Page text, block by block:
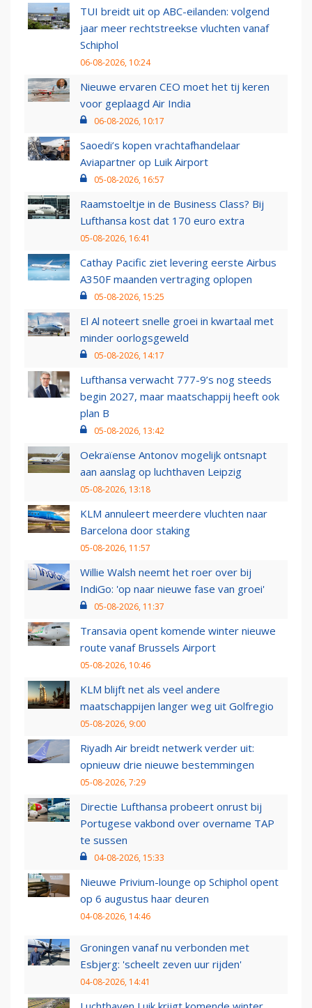
TUI breidt uit op ABC-eilanden: volgend
jaar meer rechtstreekse vluchten vanaf
Schiphol
06-08-2026, 10:24
Nieuwe ervaren CEO moet het tij keren
voor geplaagd Air India
06-08-2026, 10:17
Saoedi’s kopen vrachtafhandelaar
Aviapartner op Luik Airport
05-08-2026, 16:57
Raamstoeltje in de Business Class? Bij
Lufthansa kost dat 170 euro extra
05-08-2026, 16:41
Cathay Pacific ziet levering eerste Airbus
A350F maanden vertraging oplopen
05-08-2026, 15:25
El Al noteert snelle groei in kwartaal met
minder oorlogsgeweld
05-08-2026, 14:17
Lufthansa verwacht 777-9’s nog steeds
begin 2027, maar maatschappij heeft ook
plan B
05-08-2026, 13:42
Oekraïense Antonov mogelijk ontsnapt
aan aanslag op luchthaven Leipzig
05-08-2026, 13:18
KLM annuleert meerdere vluchten naar
Barcelona door staking
05-08-2026, 11:57
Willie Walsh neemt het roer over bij
IndiGo: 'op naar nieuwe fase van groei'
05-08-2026, 11:37
Transavia opent komende winter nieuwe
route vanaf Brussels Airport
05-08-2026, 10:46
KLM blijft net als veel andere
maatschappijen langer weg uit Golfregio
05-08-2026, 9:00
Riyadh Air breidt netwerk verder uit:
opnieuw drie nieuwe bestemmingen
05-08-2026, 7:29
Directie Lufthansa probeert onrust bij
Portugese vakbond over overname TAP
te sussen
04-08-2026, 15:33
Nieuwe Privium-lounge op Schiphol opent
op 6 augustus haar deuren
04-08-2026, 14:46
Groningen vanaf nu verbonden met
Esbjerg: 'scheelt zeven uur rijden'
04-08-2026, 14:41